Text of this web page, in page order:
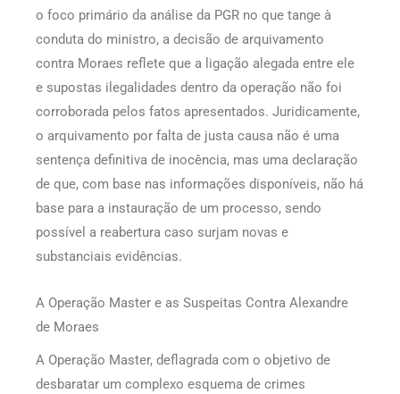
o foco primário da análise da PGR no que tange à
conduta do ministro, a decisão de arquivamento
contra Moraes reflete que a ligação alegada entre ele
e supostas ilegalidades dentro da operação não foi
corroborada pelos fatos apresentados. Juridicamente,
o arquivamento por falta de justa causa não é uma
sentença definitiva de inocência, mas uma declaração
de que, com base nas informações disponíveis, não há
base para a instauração de um processo, sendo
possível a reabertura caso surjam novas e
substanciais evidências.
A Operação Master e as Suspeitas Contra Alexandre
de Moraes
A Operação Master, deflagrada com o objetivo de
desbaratar um complexo esquema de crimes